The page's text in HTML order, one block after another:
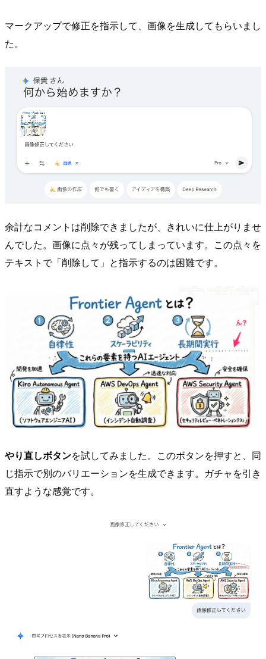
マークアップで修正を指示して、画像を生成してもらいまし
た。
余計なコメントは削除できましたが、きれいに仕上がりませ
んでした。画像に点々が残ってしまっています。この点々を
テキストで「削除して」と指示するのは困難です。
やり直しボタンを試してみました。このボタンを押すと、同
じ指示で別のバリエーションを生成できます。ガチャを引き
直すような感覚です。